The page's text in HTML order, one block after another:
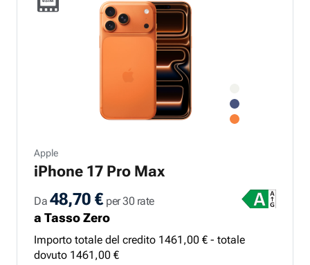
Apple
iPhone 17 Pro Max
Da 48,70 €per 30 rate
a Tasso Zero
Importo totale del credito 1461 ,00 € - totale
dovuto 1461 ,00 €